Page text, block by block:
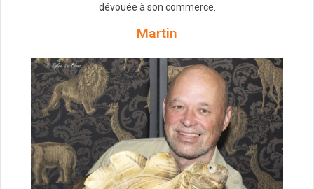
dévouée à son commerce.
Martin